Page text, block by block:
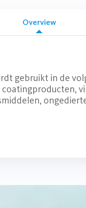
Overview
gebruikt in de